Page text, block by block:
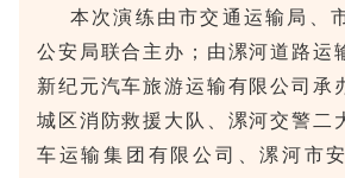
本次演练由市交通运输局、
公安局联合主办；由漯河道路运
新纪元汽车旅游运输有限公司承
城区消防救援大队、漯河交警二
车运输集团有限公司、漯河市